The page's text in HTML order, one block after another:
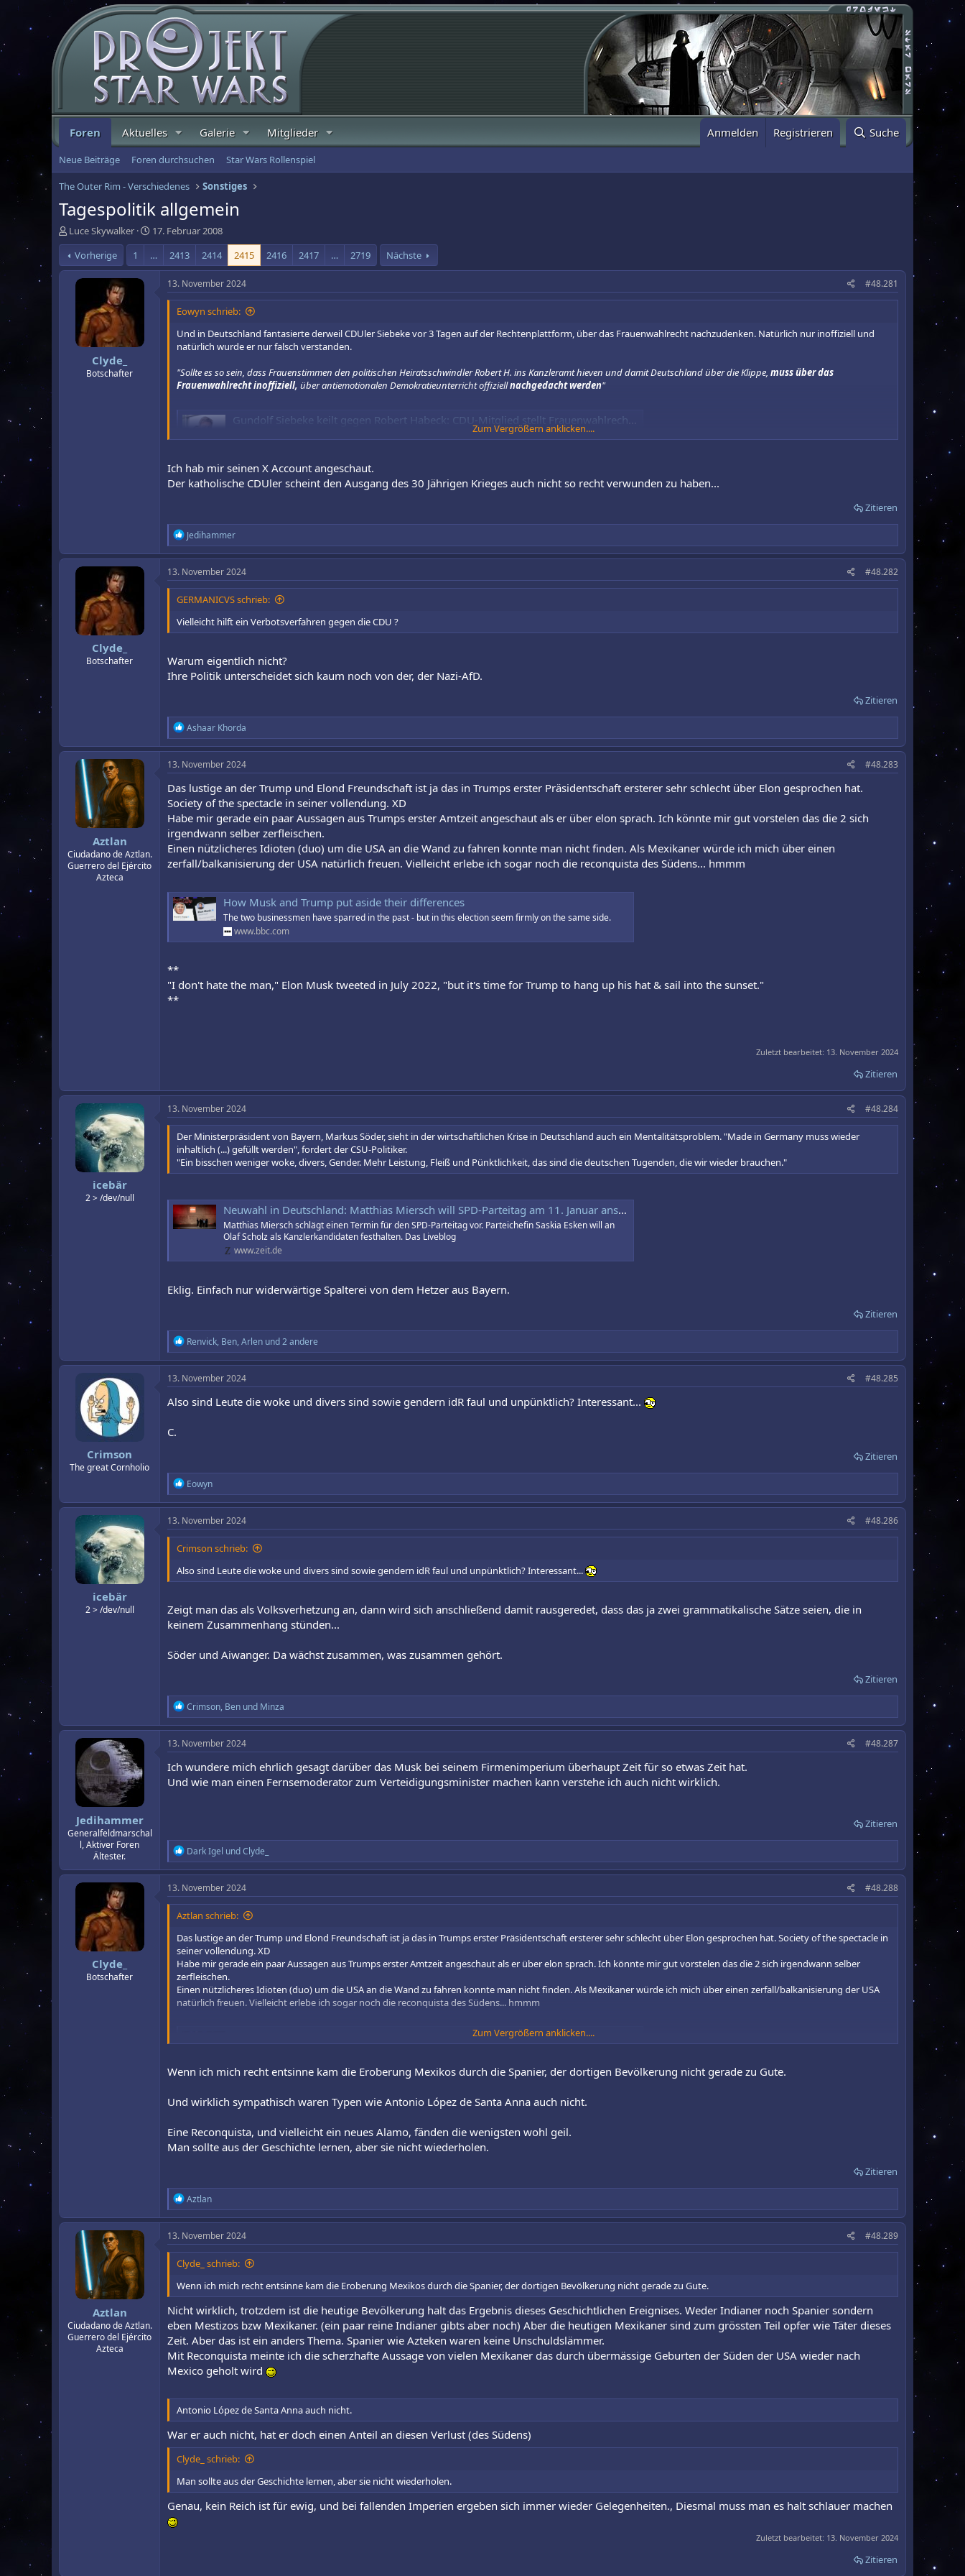
Foren Aktuelles Galerie Mitglieder Anmelden Registrieren Suche
Neue Beiträge Foren durchsuchen Star Wars Rollenspiel
The Outer Rim - Verschiedenes Sonstiges
Tagespolitik allgemein
E
r
s
t
Luce Skywalker
E
r
s
t
17. Februar 2008
Vorherige
1 … 2413 2414 2415 2416 2417 … 2719 Nächste
Clyde_
Botschafter
13. November 2024 #48.281
Eowyn schrieb:
Und in Deutschland fantasierte derweil CDUler Siebeke vor 3 Tagen auf der Rechtenplattform, über das Frauenwahlrecht nachzudenken. Natürlich nur inoffiziell und
natürlich wurde er nur falsch verstanden.
"Sollte es so sein, dass Frauenstimmen den politischen Heiratsschwindler Robert H. ins Kanzleramt hieven und damit Deutschland über die Klippe, muss über das
Frauenwahlrecht inoffiziell, über antiemotionalen Demokratieunterricht offiziellnachgedacht werden"
Gundolf Siebeke keilt gegen Robert Habeck: CDU-Mitglied stellt Frauenwahlrecht infrage und wird im Netz zerpflückt
CDU-Mitglied Gundolf Siebeke keilt in den sozialen Netzwerken gegen Grünen-Kanzlerkandidat
www.news.de
Zum Vergrößern anklicken....
Ich hab mir seinen X Account angeschaut.
Der katholische CDUler scheint den Ausgang des 30 Jährigen Krieges auch nicht so recht verwunden zu haben...
Zitieren
R
e
a
k
t
i
o
e
n
Jedihammer
Clyde_
Botschafter
13. November 2024 #48.282
GERMANICVS schrieb:
Vielleicht hilft ein Verbotsverfahren gegen die CDU ?
Warum eigentlich nicht?
Ihre Politik unterscheidet sich kaum noch von der, der Nazi-AfD.
Zitieren
R
e
a
k
t
o
n
e
n
:
Ashaar Khorda
Aztlan
Ciudadano de Aztlan.
Guerrero del Ejército
Azteca
13. November 2024 #48.283
Das lustige an der Trump und Elond Freundschaft ist ja das in Trumps erster Präsidentschaft ersterer sehr schlecht über Elon gesprochen hat.
Society of the spectacle in seiner vollendung. XD
Habe mir gerade ein paar Aussagen aus Trumps erster Amtzeit angeschaut als er über elon sprach. Ich könnte mir gut vorstelen das die 2 sich
irgendwann selber zerfleischen.
Einen nützlicheres Idioten (duo) um die USA an die Wand zu fahren konnte man nicht finden. Als Mexikaner würde ich mich über einen
zerfall/balkanisierung der USA natürlich freuen. Vielleicht erlebe ich sogar noch die reconquista des Südens... hmmm
How Musk and Trump put aside their differences
The two businessmen have sparred in the past - but in this election seem firmly on the same side.
www.bbc.com
**
"I don't hate the man," Elon Musk tweeted in July 2022, "but it's time for Trump to hang up his hat & sail into the sunset."
**
Zuletzt bearbeitet: 13. November 2024
Zitieren
icebär
2 > /dev/null
13. November 2024 #48.284
Der Ministerpräsident von Bayern, Markus Söder, sieht in der wirtschaftlichen Krise in Deutschland auch ein Mentalitätsproblem. "Made in Germany muss wieder
inhaltlich (...) gefüllt werden", fordert der CSU-Politiker.
"Ein bisschen weniger woke, divers, Gender. Mehr Leistung, Fleiß und Pünktlichkeit, das sind die deutschen Tugenden, die wir wieder brauchen."
Neuwahl in Deutschland: Matthias Miersch will SPD-Parteitag am 11. Januar ansetzen
Matthias Miersch schlägt einen Termin für den SPD-Parteitag vor. Parteichefin Saskia Esken will an
Olaf Scholz als Kanzlerkandidaten festhalten. Das Liveblog
www.zeit.de
Eklig. Einfach nur widerwärtige Spalterei von dem Hetzer aus Bayern.
Zitieren
R
e
a
k
t
i
o
Renvick, Ben, Arlen und 2 andere
Crimson
The great Cornholio
13. November 2024 #48.285
Also sind Leute die woke und divers sind sowie gendern idR faul und unpünktlich? Interessant...
C.
Zitieren
R
e
a
k
t
i
o
e
n
Eowyn
icebär
2 > /dev/null
13. November 2024 #48.286
Crimson schrieb:
Also sind Leute die woke und divers sind sowie gendern idR faul und unpünktlich? Interessant...
Zeigt man das als Volksverhetzung an, dann wird sich anschließend damit rausgeredet, dass das ja zwei grammatikalische Sätze seien, die in
keinem Zusammenhang stünden...
Söder und Aiwanger. Da wächst zusammen, was zusammen gehört.
Zitieren
R
e
a
k
t
i
o
n
Crimson, Ben und Minza
Jedihammer
Generalfeldmarschal
l, Aktiver Foren
Ältester.
13. November 2024 #48.287
Ich wundere mich ehrlich gesagt darüber das Musk bei seinem Firmenimperium überhaupt Zeit für so etwas Zeit hat.
Und wie man einen Fernsemoderator zum Verteidigungsminister machen kann verstehe ich auch nicht wirklich.
Zitieren
R
e
a
k
t
i
o
e
n
:
Dark Igel undClyde_
Clyde_
Botschafter
13. November 2024 #48.288
Aztlan schrieb:
Das lustige an der Trump und Elond Freundschaft ist ja das in Trumps erster Präsidentschaft ersterer sehr schlecht über Elon gesprochen hat. Society of the spectacle in
seiner vollendung. XD
Habe mir gerade ein paar Aussagen aus Trumps erster Amtzeit angeschaut als er über elon sprach. Ich könnte mir gut vorstelen das die 2 sich irgendwann selber
zerfleischen.
Einen nützlicheres Idioten (duo) um die USA an die Wand zu fahren konnte man nicht finden. Als Mexikaner würde ich mich über einen zerfall/balkanisierung der USA
natürlich freuen. Vielleicht erlebe ich sogar noch die reconquista des Südens... hmmm
How Musk and Trump put aside their differences
www.bbc.com
**
Zum Vergrößern anklicken....
Wenn ich mich recht entsinne kam die Eroberung Mexikos durch die Spanier, der dortigen Bevölkerung nicht gerade zu Gute.
Und wirklich sympathisch waren Typen wie Antonio López de Santa Anna auch nicht.
Eine Reconquista, und vielleicht ein neues Alamo, fänden die wenigsten wohl geil.
Man sollte aus der Geschichte lernen, aber sie nicht wiederholen.
Zitieren
R
e
a
k
t
i
o
e
n
:
Aztlan
Aztlan
Ciudadano de Aztlan.
Guerrero del Ejército
Azteca
13. November 2024 #48.289
Clyde_ schrieb:
Wenn ich mich recht entsinne kam die Eroberung Mexikos durch die Spanier, der dortigen Bevölkerung nicht gerade zu Gute.
Nicht wirklich, trotzdem ist die heutige Bevölkerung halt das Ergebnis dieses Geschichtlichen Ereignises. Weder Indianer noch Spanier sondern
eben Mestizos bzw Mexikaner. (ein paar reine Indianer gibts aber noch) Aber die heutigen Mexikaner sind zum grössten Teil opfer wie Täter dieses
Zeit. Aber das ist ein anders Thema. Spanier wie Azteken waren keine Unschuldslämmer.
Mit Reconquista meinte ich die scherzhafte Aussage von vielen Mexikaner das durch übermässige Geburten der Süden der USA wieder nach
Mexico geholt wird
Antonio López de Santa Anna auch nicht.
War er auch nicht, hat er doch einen Anteil an diesen Verlust (des Südens)
Clyde_ schrieb:
Man sollte aus der Geschichte lernen, aber sie nicht wiederholen.
Genau, kein Reich ist für ewig, und bei fallenden Imperien ergeben sich immer wieder Gelegenheiten., Diesmal muss man es halt schlauer machen
Zuletzt bearbeitet: 13. November 2024
Zitieren